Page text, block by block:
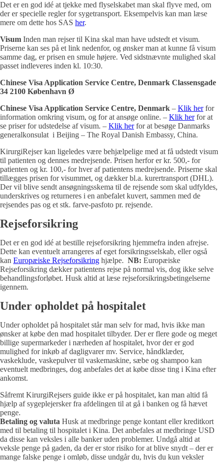
Det er en god idé at tjekke med flyselskabet man skal flyve med, om
der er specielle regler for sygetransport. Eksempelvis kan man læse
mere om dette hos SAS her.
Visum Inden man rejser til Kina skal man have udstedt et visum.
Priserne kan ses på et link nedenfor, og ønsker man at kunne få visum
samme dag, er prisen en smule højere. Ved sidstnævnte mulighed skal
passet indleveres inden kl. 10:30.
Chinese Visa Application Service Centre, Denmark Classensgade
34 2100 København Ø
Chinese Visa Application Service Centre, Denmark – Klik herfor
information omkring visum, og for at ansøge online. – Klik herfor at
se priser for udstedelse af visum. – Klik herfor at besøge Danmarks
generalkonsulat i Beijing – The Royal Danish Embassy, China.
KirurgiRejser kan ligeledes være behjælpelige med at få udstedt visum
til patienten og dennes medrejsende. Prisen herfor er kr. 500,- for
patienten og kr. 100,- for hver af patientens medrejsende. Priserne skal
tillægges prisen for visummet, og dækker bl.a. kurertransport (DHL).
Der vil blive sendt ansøgningsskema til de rejsende som skal udfyldes,
underskrives og returneres i en anbefalet kuvert, sammen med de
rejsendes pas og et stk. farve-pasfoto pr. rejsende.
Rejseforsikring
Det er en god idé at bestille rejseforsikring hjemmefra inden afrejse.
Dette kan eventuelt arrangeres af eget forsikringsselskab, eller også
kan Europæiske Rejseforsikring hjælpe. NB: Europæiske
Rejseforsikring dækker patientens rejse på normal vis, dog ikke selve
behandlingsforløbet. Husk altid at læse rejseforsikringsbetingelserne
igennem.
Under opholdet på hospitalet
Under opholdet på hospitalet står man selv for mad, hvis ikke man
ønsker at købe den mad hospitalet tilbyder. Der er flere gode og meget
billige supermarkeder i nærheden af hospitalet, hvor der er god
mulighed for inkøb af dagligvarer mv. Service, håndklæder,
vaskeklude, vaskepulver til vaskemaskine, sæbe og shampoo kan
eventuelt medbringes, dog anbefales det at købe disse ting i Kina efter
ankomst.
Såfremt KirurgiRejsers guide ikke er på hospitalet, kan man altid få
hjælp af sygeplejersker fra afdelingen til at gå i banken og få hævet
penge.
Betaling og valuta Husk at medbringe penge kontant eller kreditkort
med til betaling til hospitalet i Kina. Det anbefales at medbringe USD
da disse kan veksles i alle banker uden problemer. Undgå altid at
veksle penge på gaden, da der er stor risiko for at blive snydt – der er
mange falske penge i omløb, disse undgår du, hvis du kun veksler